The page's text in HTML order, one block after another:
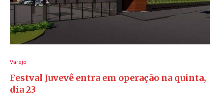
Varejo
Festval Juvevê entra em operação na quinta,
dia 23